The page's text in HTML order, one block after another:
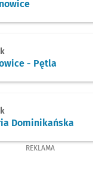
Wojnowice
- Pętla
Galeria
Dominikańska
REKLAMA